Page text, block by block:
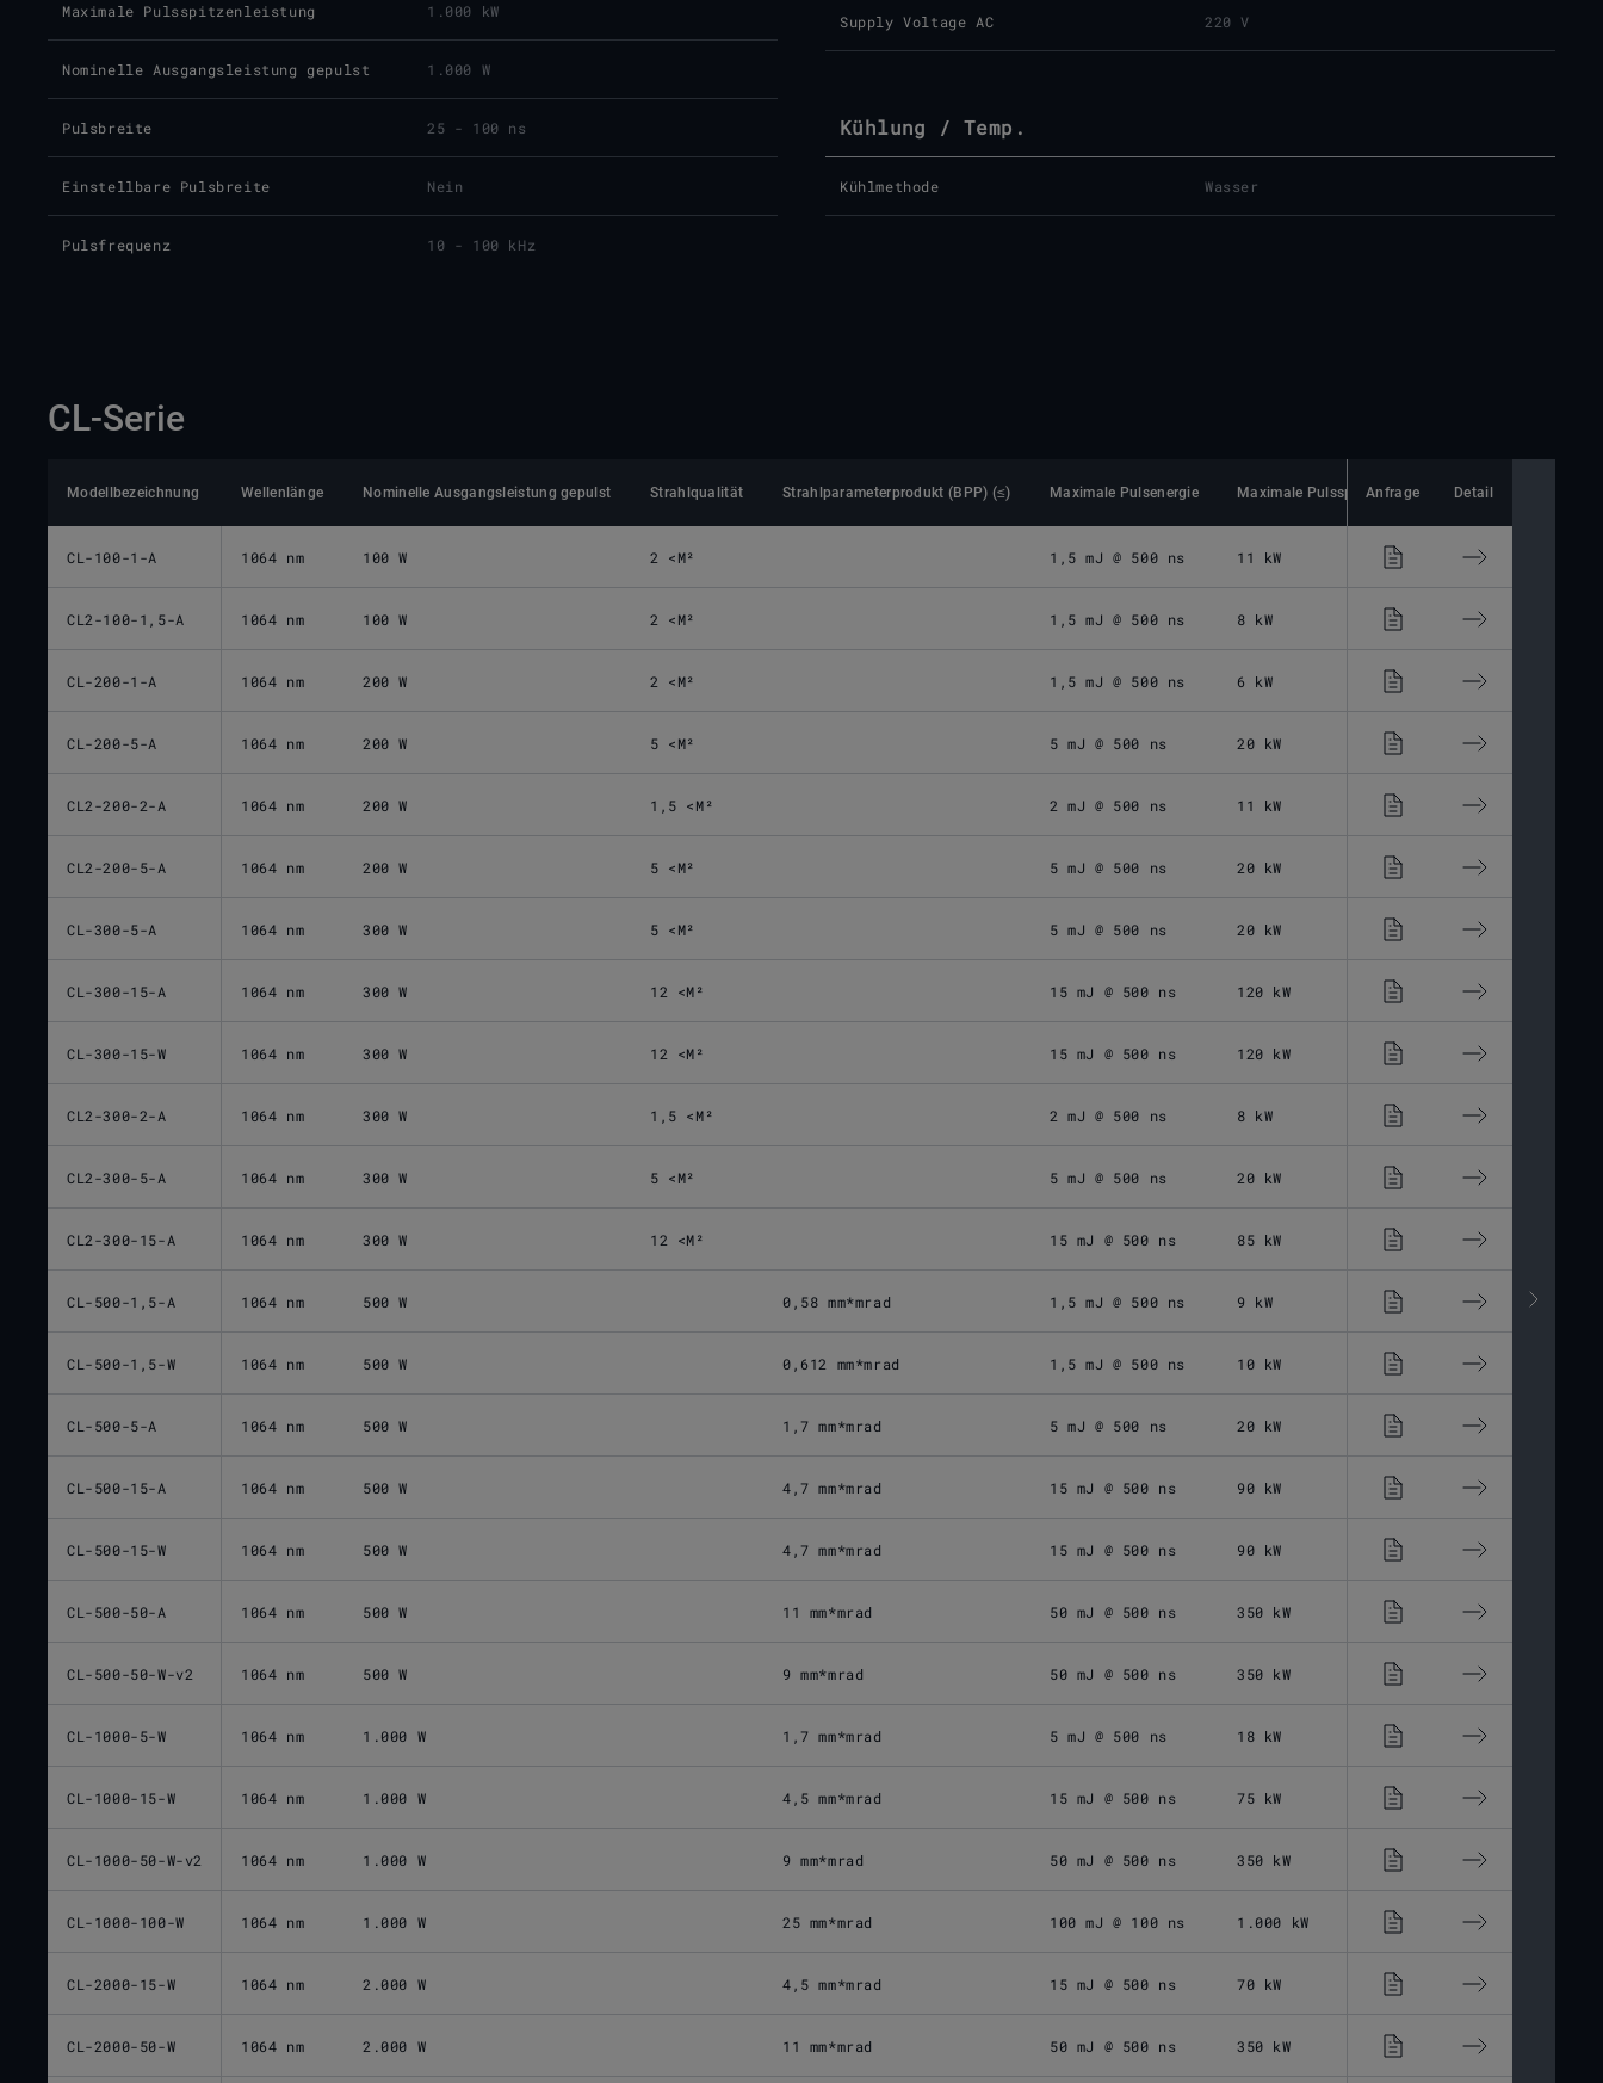
Maximale Pulsspitzenleistung 1.000 kW
Nominelle Ausgangsleistung gepulst 1.000 W
Pulsbreite 25 - 100 ns
Einstellbare Pulsbreite Nein
Pulsfrequenz 10 - 100 kHz
Supply Voltage AC 220 V
Kühlung / Temp.
Kühlmethode Wasser
CL-Serie
Modellbezeichnung Wellenlänge Nominelle Ausgangsleistung gepulst Strahl­qualität Strahlparameterprodukt (BPP) (≤) Maximale Pulsenergie Maximale Pulsspitzenleistung Pulsbreite
Anfrage Detail
CL-100-1-A 1064 nm 100 W 2 <M² 1,5 mJ @ 500 ns 11 kW 2 - 500 ns
CL2-100-1,5-A 1064 nm 100 W 2 <M² 1,5 mJ @ 500 ns 8 kW 2 - 500 ns
CL-200-1-A 1064 nm 200 W 2 <M² 1,5 mJ @ 500 ns 6 kW 2 - 500 ns
CL-200-5-A 1064 nm 200 W 5 <M² 5 mJ @ 500 ns 20 kW 2 - 500 ns
CL2-200-2-A 1064 nm 200 W 1,5 <M² 2 mJ @ 500 ns 11 kW 13 - 500 ns
CL2-200-5-A 1064 nm 200 W 5 <M² 5 mJ @ 500 ns 20 kW 13 - 500 ns
CL-300-5-A 1064 nm 300 W 5 <M² 5 mJ @ 500 ns 20 kW 2 - 500 ns
CL-300-15-A 1064 nm 300 W 12 <M² 15 mJ @ 500 ns 120 kW 2 - 500 ns
CL-300-15-W 1064 nm 300 W 12 <M² 15 mJ @ 500 ns 120 kW 2 - 500 ns
CL2-300-2-A 1064 nm 300 W 1,5 <M² 2 mJ @ 500 ns 8 kW 13 - 500 ns
CL2-300-5-A 1064 nm 300 W 5 <M² 5 mJ @ 500 ns 20 kW 13 - 500 ns
CL2-300-15-A 1064 nm 300 W 12 <M² 15 mJ @ 500 ns 85 kW 13 - 500 ns
CL-500-1,5-A 1064 nm 500 W 0,58 mm*mrad 1,5 mJ @ 500 ns 9 kW 30 - 500 ns
CL-500-1,5-W 1064 nm 500 W 0,612 mm*mrad 1,5 mJ @ 500 ns 10 kW 30 - 500 ns
CL-500-5-A 1064 nm 500 W 1,7 mm*mrad 5 mJ @ 500 ns 20 kW 30 - 500 ns
CL-500-15-A 1064 nm 500 W 4,7 mm*mrad 15 mJ @ 500 ns 90 kW 30 - 500 ns
CL-500-15-W 1064 nm 500 W 4,7 mm*mrad 15 mJ @ 500 ns 90 kW 30 - 500 ns
CL-500-50-A 1064 nm 500 W 11 mm*mrad 50 mJ @ 500 ns 350 kW 30 - 500 ns
CL-500-50-W-v2 1064 nm 500 W 9 mm*mrad 50 mJ @ 500 ns 350 kW 30 - 500 ns
CL-1000-5-W 1064 nm 1.000 W 1,7 mm*mrad 5 mJ @ 500 ns 18 kW 30 - 500 ns
CL-1000-15-W 1064 nm 1.000 W 4,5 mm*mrad 15 mJ @ 500 ns 75 kW 30 - 500 ns
CL-1000-50-W-v2 1064 nm 1.000 W 9 mm*mrad 50 mJ @ 500 ns 350 kW 30 - 500 ns
CL-1000-100-W 1064 nm 1.000 W 25 mm*mrad 100 mJ @ 100 ns 1.000 kW 25 - 100 ns
CL-2000-15-W 1064 nm 2.000 W 4,5 mm*mrad 15 mJ @ 500 ns 70 kW 30 - 500 ns
CL-2000-50-W 1064 nm 2.000 W 11 mm*mrad 50 mJ @ 500 ns 350 kW 30 - 500 ns